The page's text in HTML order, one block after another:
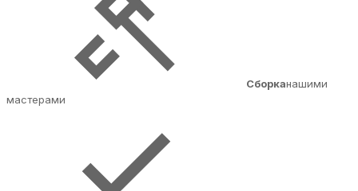
Сборканашими
мастерами